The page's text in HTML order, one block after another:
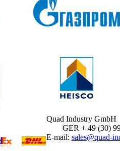
Quad Industry GmbH
GER + 49 (30)
E-mail: sales@quad-